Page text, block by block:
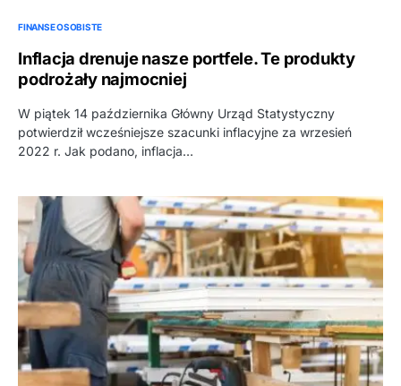
FINANSE OSOBISTE
Inflacja drenuje nasze portfele. Te produkty
podrożały najmocniej
W piątek 14 października Główny Urząd Statystyczny
potwierdził wcześniejsze szacunki inflacyjne za wrzesień
2022 r. Jak podano, inflacja…